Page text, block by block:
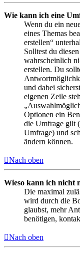
Wie kann ich eine
Wenn du ein
eines Themas
erstellen“
Solltest du
wahrscheinlich
erstellen. Du
und dabei
eigenen Zeile
Optionen ein
die Umfrage gilt
Umfrage) und
ändern können.
Nach oben
Wieso kann ich nicht
Die maximal
wird durch die
glaubst, mehr
benötigen,
Nach oben